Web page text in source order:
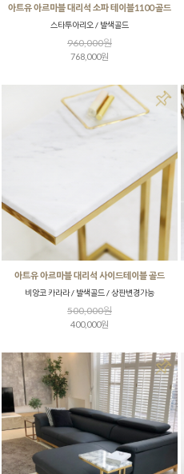
아트유 아르마블 대리석 소파 테이블1100 골드
스타투아리오 / 발색골드
960,000원
768,000원
아트유 아르마블 대리석 사이드테이블 골드
비앙코 카라라 / 발색골드 / 상판변경가능
500,000원
400,000원